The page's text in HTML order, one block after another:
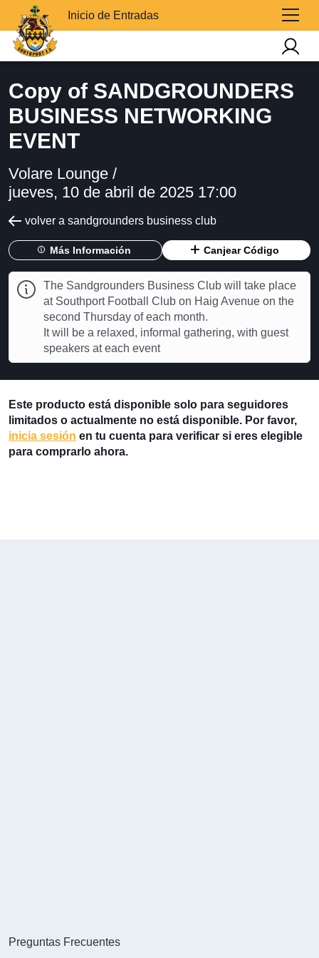
Inicio de Entradas
Copy of SANDGROUNDERS
BUSINESS NETWORKING
EVENT
Volare Lounge /
jueves, 10 de abril de 2025 17:00
volver a sandgrounders business club
Más Información Canjear Código
The Sandgrounders Business Club will take place
at Southport Football Club on Haig Avenue on the
second Thursday of each month.
It will be a relaxed, informal gathering, with guest
speakers at each event
Este producto está disponible solo para seguidores
limitados o actualmente no está disponible. Por favor,
inicia sesión en tu cuenta para verificar si eres elegible
para comprarlo ahora.
Preguntas Frecuentes